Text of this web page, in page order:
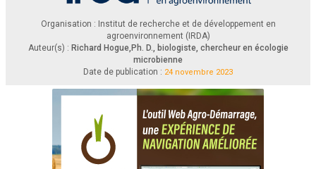
Organisation : Institut de recherche et de développement en
agroenvironnement (IRDA)
Auteur(s) : Richard Hogue,Ph. D., biologiste, chercheur en écologie
microbienne
Date de publication : 24 novembre 2023